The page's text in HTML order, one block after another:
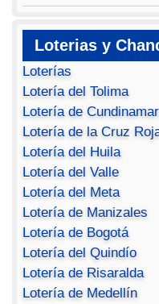
Loterias y
Loterías
Lotería del Tolima
Lotería de
Lotería de la Cruz
Lotería del Huila
Lotería del Valle
Lotería del Meta
Lotería de Manizales
Lotería de Bogotá
Lotería del Quindío
Lotería de Risaralda
Lotería de Medellín